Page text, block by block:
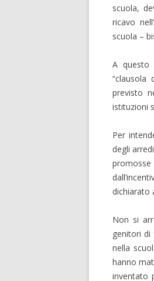
scuola,
ricavo
scuola –
A questo
“clausola
previsto
istituzioni
Per
degli
dichiarato
Non si
genitori di
nella
hanno
inventato